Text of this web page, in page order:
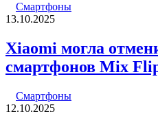
Смартфоны
13.10.2025
Xiaomi могла
смартфонов Mix
Смартфоны
12.10.2025